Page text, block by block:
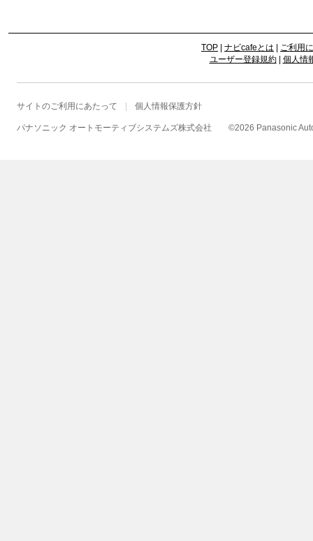
TOP ナビcafeとは
ご利用
ユーザー登録規約| 個人情
サイトのご利用にあたって 個人情報保護方針
パナソニック オートモーティブシステムズ株式会社 ©2026 Panasonic